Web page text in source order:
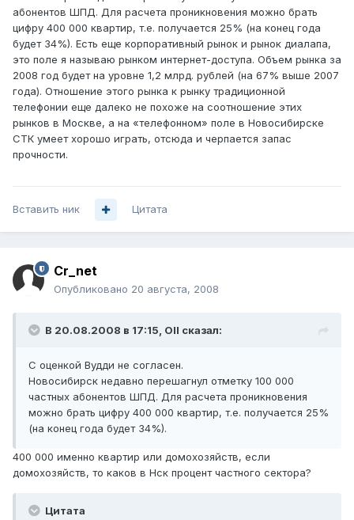
абонентов ШПД. Для расчета проникновения можно брать
цифру 400 000 квартир, т.е. получается 25% (на конец года
будет 34%). Есть еще корпоративный рынок и рынок диалапа,
это поле я называю рынком интернет-доступа. Объем рынка за
2008 год будет на уровне 1,2 млрд. рублей (на 67% выше 2007
года). Отношение этого рынка к рынку традиционной
телефонии еще далеко не похоже на соотношение этих
рынков в Москве, а на «телефонном» поле в Новосибирске
СТК умеет хорошо играть, отсюда и черпается запас
прочности.
Вставить ник Цитата
Cr_net
Опубликовано 20 августа, 2008
В 20.08.2008 в 17:15, Oll сказал:
С оценкой Вудди не согласен.
Новосибирск недавно перешагнул отметку 100 000
частных абонентов ШПД. Для расчета проникновения
можно брать цифру 400 000 квартир, т.е. получается 25%
(на конец года будет 34%).
400 000 именно квартир или домохозяйств, если
домохозяйств, то каков в Нск процент частного сектора?
Цитата